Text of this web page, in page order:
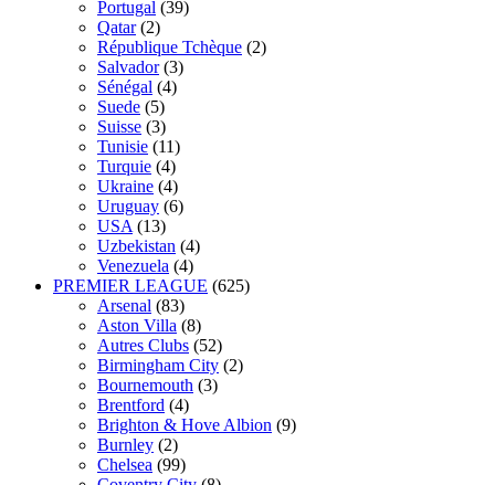
Portugal (39)
Qatar (2)
République Tchèque (2)
Salvador (3)
Sénégal (4)
Suede (5)
Suisse (3)
Tunisie (11)
Turquie (4)
Ukraine (4)
Uruguay (6)
USA (13)
Uzbekistan (4)
Venezuela (4)
PREMIER LEAGUE (625)
Arsenal (83)
Aston Villa (8)
Autres Clubs (52)
Birmingham City (2)
Bournemouth (3)
Brentford (4)
Brighton & Hove Albion (9)
Burnley (2)
Chelsea (99)